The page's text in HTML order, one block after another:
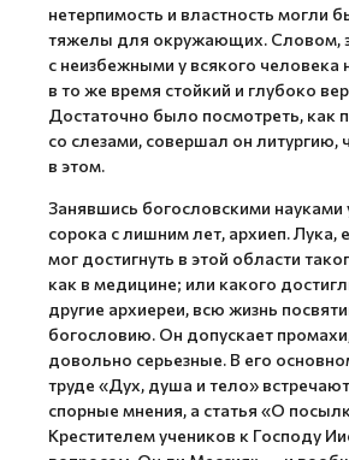
нетерпимость и властность могли
тяжелы для окружающих. Словом,
с неизбежными у всякого человека
в то же время стойкий и глубоко
Достаточно было посмотреть, как
со слезами, совершал он литургию,
в этом.
Занявшись богословскими науками
сорока с лишним лет, архиеп. Лука,
мог достигнуть в этой области
как в медицине; или какого
другие архиереи, всю жизнь
богословию. Он допускает
довольно серьезные. В его
труде «Дух, душа и тело»
спорные мнения, а статья «О
Крестителем учеников к Господу